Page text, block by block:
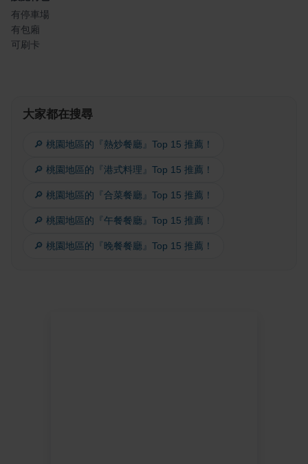
有停車場
有包廂
可刷卡
大家都在搜尋
🔎 桃園地區的『熱炒餐廳』Top 15 推薦！
🔎 桃園地區的『港式料理』Top 15 推薦！
🔎 桃園地區的『合菜餐廳』Top 15 推薦！
🔎 桃園地區的『午餐餐廳』Top 15 推薦！
🔎 桃園地區的『晚餐餐廳』Top 15 推薦！